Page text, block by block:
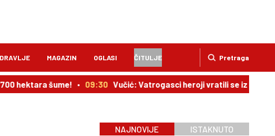
Pretraga
MAGAZIN OGLASI ČITULJE
šume! 09:30 Vučić: Vatrogasci heroji vratili se iz Španije,
NAJNOVIJE ISTAKNUTO